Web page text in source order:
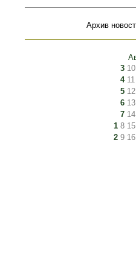
Архив
3 10
4 11
5 12
6 13
7 14
1 8 15
2 9 16